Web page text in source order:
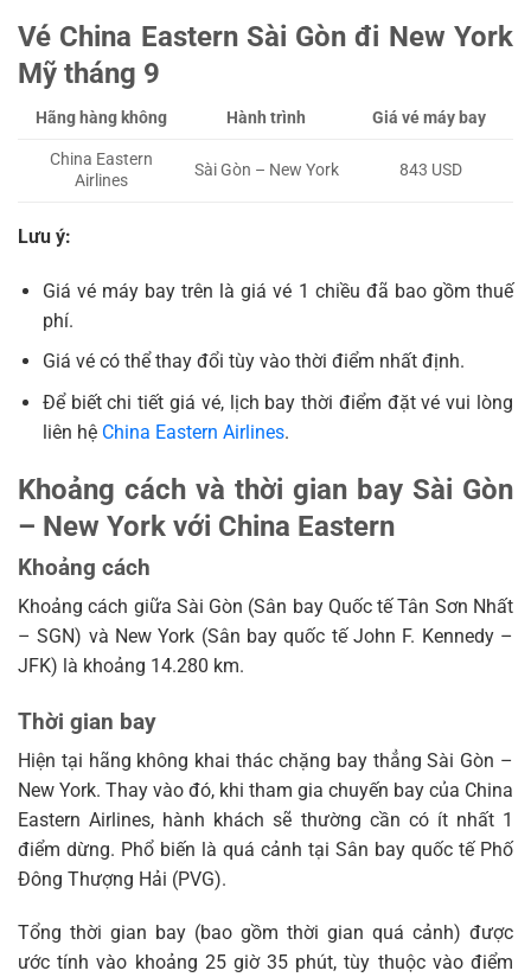
Vé China Eastern Sài Gòn đi New York
Mỹ tháng 9
Hãng hàng không Hành trình Giá vé máy bay
China Eastern
Airlines
Sài Gòn – New York 843 USD
Lưu ý:
Giá vé máy bay trên là giá vé 1 chiều đã bao gồm thuế
phí.
Giá vé có thể thay đổi tùy vào thời điểm nhất định.
Để biết chi tiết giá vé, lịch bay thời điểm đặt vé vui lòng
liên hệ China Eastern Airlines.
Khoảng cách và thời gian bay Sài Gòn
– New York với China Eastern
Khoảng cách
Khoảng cách giữa Sài Gòn (Sân bay Quốc tế Tân Sơn Nhất
– SGN) và New York (Sân bay quốc tế John F. Kennedy –
JFK) là khoảng 14.280 km.
Thời gian bay
Hiện tại hãng không khai thác chặng bay thẳng Sài Gòn –
New York. Thay vào đó, khi tham gia chuyến bay của China
Eastern Airlines, hành khách sẽ thường cần có ít nhất 1
điểm dừng. Phổ biến là quá cảnh tại Sân bay quốc tế Phố
Đông Thượng Hải (PVG).
Tổng thời gian bay (bao gồm thời gian quá cảnh) được
ước tính vào khoảng 25 giờ 35 phút, tùy thuộc vào điểm